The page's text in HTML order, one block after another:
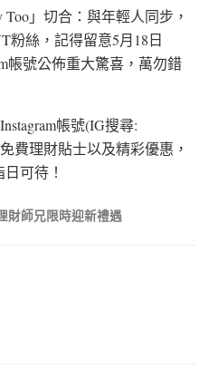
」切合：與年輕人同步，
粉絲，記得留意5月18日
帳號公佈重大驚喜，萬勿錯
帳號(IG搜尋:
費理財貼士以及精彩優惠，
可待！
財師兄限時迎新禮遇